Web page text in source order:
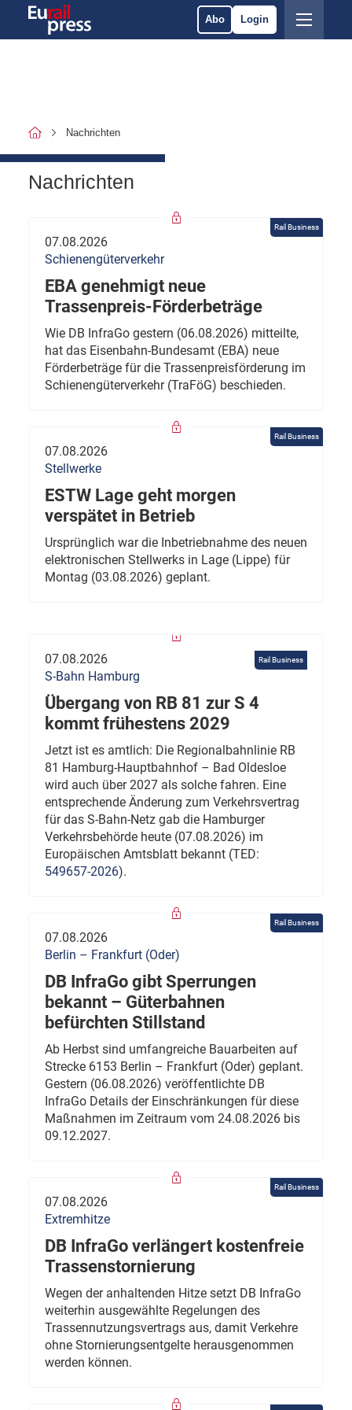
Abo Login
Nachrichten
Nachrichten
Rail Business
07.08.2026
Schienengüterverkehr
EBA genehmigt neue
Trassenpreis-Förderbeträge
Wie DB InfraGo gestern (06.08.2026) mitteilte,
hat das Eisenbahn-Bundesamt (EBA) neue
Förderbeträge für die Trassenpreisförderung im
Schienengüterverkehr (TraFöG) beschieden.
Rail Business
07.08.2026
Stellwerke
ESTW Lage geht morgen
verspätet in Betrieb
Ursprünglich war die Inbetriebnahme des neuen
elektronischen Stellwerks in Lage (Lippe) für
Montag (03.08.2026) geplant.
Rail Business
07.08.2026
S-Bahn Hamburg
Übergang von RB 81 zur S 4
kommt frühestens 2029
Jetzt ist es amtlich: Die Regionalbahnlinie RB
81 Hamburg-Hauptbahnhof – Bad Oldesloe
wird auch über 2027 als solche fahren. Eine
entsprechende Änderung zum Verkehrsvertrag
für das S-Bahn-Netz gab die Hamburger
Verkehrsbehörde heute (07.08.2026) im
Europäischen Amtsblatt bekannt (TED:
549657-2026).
Rail Business
07.08.2026
Berlin – Frankfurt (Oder)
DB InfraGo gibt Sperrungen
bekannt – Güterbahnen
befürchten Stillstand
Ab Herbst sind umfangreiche Bauarbeiten auf
Strecke 6153 Berlin – Frankfurt (Oder) geplant.
Gestern (06.08.2026) veröffentlichte DB
InfraGo Details der Einschränkungen für diese
Maßnahmen im Zeitraum vom 24.08.2026 bis
09.12.2027.
Rail Business
07.08.2026
Extremhitze
DB InfraGo verlängert kostenfreie
Trassenstornierung
Wegen der anhaltenden Hitze setzt DB InfraGo
weiterhin ausgewählte Regelungen des
Trassennutzungsvertrags aus, damit Verkehre
ohne Stornierungsentgelte herausgenommen
werden können.